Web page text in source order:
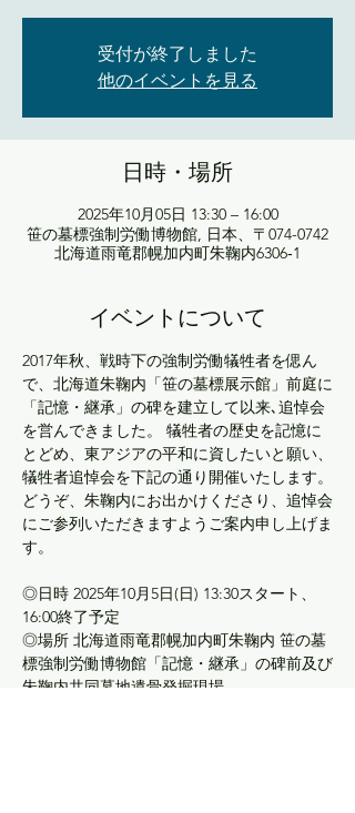
受付が終了しました
他のイベントを見る
日時・場所
2025年10月05日 13:30 – 16:00
笹の墓標強制労働博物館, 日本、〒074-0742
北海道雨竜郡幌加内町朱鞠内6306‐1
イベントについて
2017年秋、戦時下の強制労働犠牲者を偲ん
で、北海道朱鞠内「笹の墓標展示館」前庭に
「記憶・継承」の碑を建立して以来､追悼会
を営んできました。 犠牲者の歴史を記憶に
とどめ、東アジアの平和に資したいと願い、
犠牲者追悼会を下記の通り開催いたします。
どうぞ、朱鞠内にお出かけくださり、追悼会
にご参列いただきますようご案内申し上げま
す。
◎日時 2025年10月5日(日) 13:30スタート、
16:00終了予定
◎場所 北海道雨竜郡幌加内町朱鞠内 笹の墓
標強制労働博物館「記憶・継承」の碑前及び
朱鞠内共同墓地遺骨発掘現場